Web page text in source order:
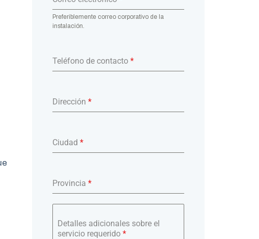
Preferiblemente correo corporativo de la
instalación.
Teléfono de contacto *
Dirección *
Ciudad *
Provincia *
Detalles adicionales sobre el
servicio requerido *